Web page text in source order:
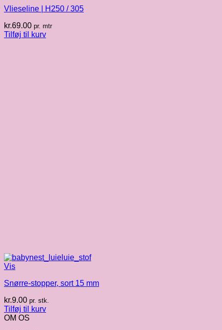
Vlieseline | H250 / 305
kr.69.00 pr. mtr
Tilføj til kurv
Vis
Snørre-stopper, sort 15 mm
kr.9.00 pr. stk.
Tilføj til kurv
OM OS